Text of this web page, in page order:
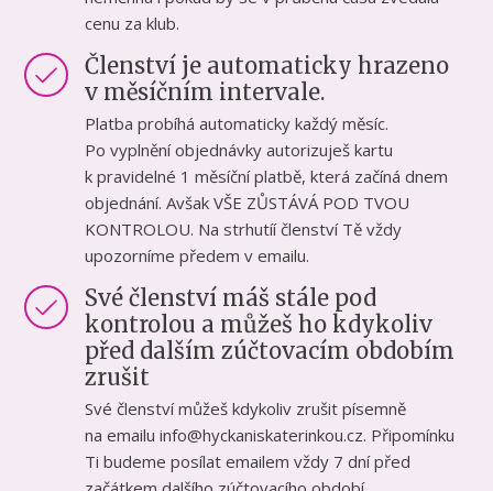
cenu za klub.
Členství je automaticky hrazeno
v měsíčním intervale.
Platba probíhá automaticky každý měsíc.
Po vyplnění objednávky autorizuješ kartu
k pravidelné 1 měsíční platbě, která začíná dnem
objednání. Avšak VŠE ZŮSTÁVÁ POD TVOU
KONTROLOU. Na strhutíí členství Tě vždy
upozorníme předem v emailu.
Své členství máš stále pod
kontrolou a můžeš ho kdykoliv
před dalším zúčtovacím obdobím
zrušit
Své členství můžeš kdykoliv zrušit písemně
na emailu info@hyckaniskaterinkou.cz. Připomínku
Ti budeme posílat emailem vždy 7 dní před